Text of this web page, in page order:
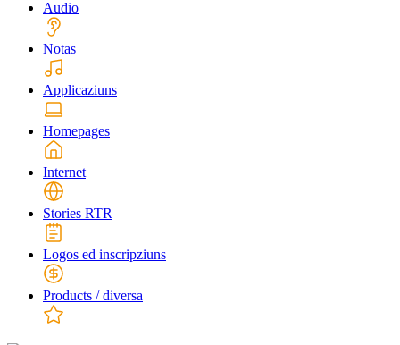
Audio
Notas
Applicaziuns
Homepages
Internet
Stories RTR
Logos ed inscripziuns
Products / diversa